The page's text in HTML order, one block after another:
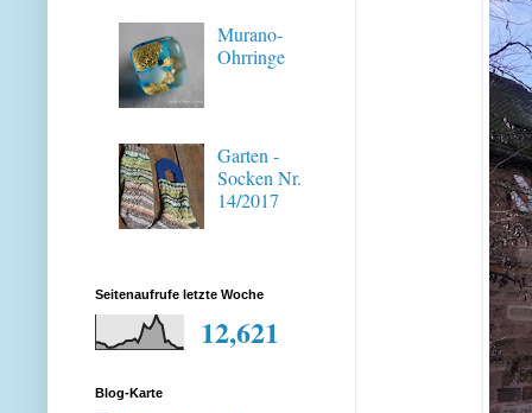
Murano-
Ohrringe
Garten -
Socken Nr.
14/2017
Seitenaufrufe letzte Woche
12,621
Blog-Karte